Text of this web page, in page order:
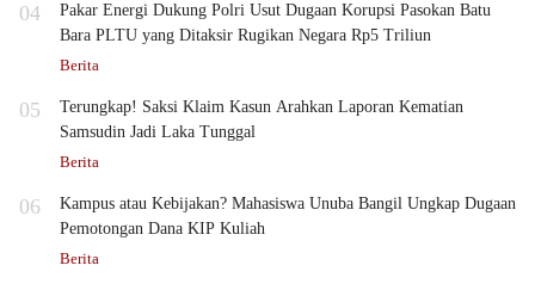
04
Pakar Energi Dukung Polri Usut Dugaan Korupsi Pasokan Batu
Bara PLTU yang Ditaksir Rugikan Negara Rp5 Triliun
Berita
05
Terungkap! Saksi Klaim Kasun Arahkan Laporan Kematian
Samsudin Jadi Laka Tunggal
Berita
06
Kampus atau Kebijakan? Mahasiswa Unuba Bangil Ungkap Dugaan
Pemotongan Dana KIP Kuliah
Berita